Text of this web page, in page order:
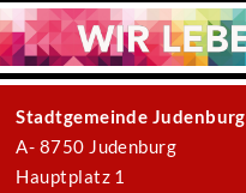
Stadtgemeinde Judenburg
A- 8750 Judenburg
Hauptplatz 1